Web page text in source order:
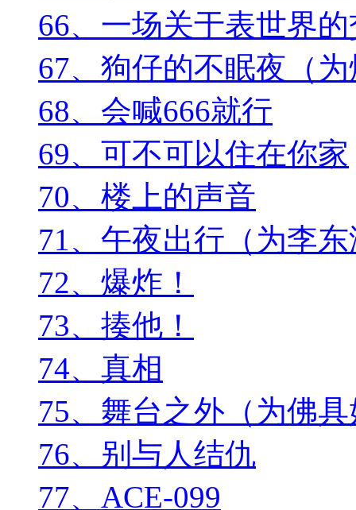
66、一场关于表世界
67、狗仔的不眠夜（
68、会喊666就行
69、可不可以住在你家
70、楼上的声音
71、午夜出行（为李
72、爆炸！
73、揍他！
74、真相
75、舞台之外（为佛
76、别与人结仇
77、ACE-099